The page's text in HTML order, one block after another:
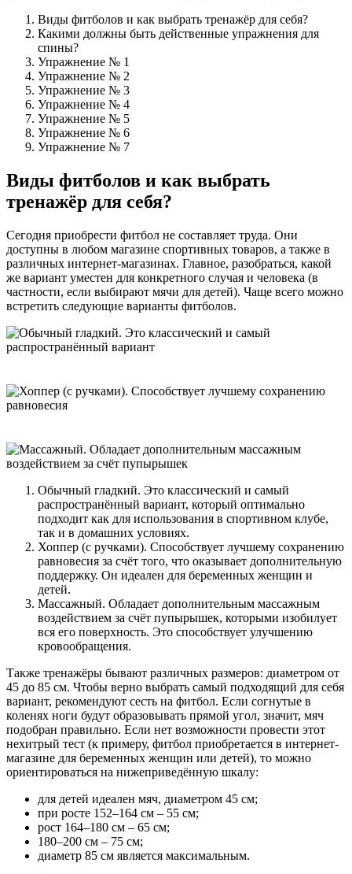
Виды фитболов и как выбрать тренажёр для себя?
Какими должны быть действенные упражнения для
спины?
Упражнение № 1
Упражнение № 2
Упражнение № 3
Упражнение № 4
Упражнение № 5
Упражнение № 6
Упражнение № 7
Виды фитболов и как выбрать
тренажёр для себя?
Сегодня приобрести фитбол не составляет труда. Они
доступны в любом магазине спортивных товаров, а также в
различных интернет-магазинах. Главное, разобраться, какой
же вариант уместен для конкретного случая и человека (в
частности, если выбирают мячи для детей). Чаще всего можно
встретить следующие варианты фитболов.
Обычный гладкий. Это классический и самый
распространённый вариант, который оптимально
подходит как для использования в спортивном клубе,
так и в домашних условиях.
Хоппер (с ручками). Способствует лучшему сохранению
равновесия за счёт того, что оказывает дополнительную
поддержку. Он идеален для беременных женщин и
детей.
Массажный. Обладает дополнительным массажным
воздействием за счёт пупырышек, которыми изобилует
вся его поверхность. Это способствует улучшению
кровообращения.
Также тренажёры бывают различных размеров: диаметром от
45 до 85 см. Чтобы верно выбрать самый подходящий для себя
вариант, рекомендуют сесть на фитбол. Если согнутые в
коленях ноги будут образовывать прямой угол, значит, мяч
подобран правильно. Если нет возможности провести этот
нехитрый тест (к примеру, фитбол приобретается в интернет-
магазине для беременных женщин или детей), то можно
ориентироваться на нижеприведённую шкалу:
для детей идеален мяч, диаметром 45 см;
при росте 152–164 см – 55 см;
рост 164–180 см – 65 см;
180–200 см – 75 см;
диаметр 85 см является максимальным.